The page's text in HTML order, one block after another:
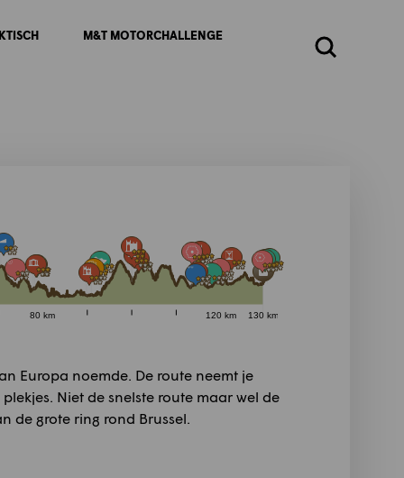
M&T MOTORCHALLENGE
Zoeken
80 km 120 km 130 km
Europa noemde. De route neemt je
Niet de snelste route maar wel de
de grote ring rond Brussel.